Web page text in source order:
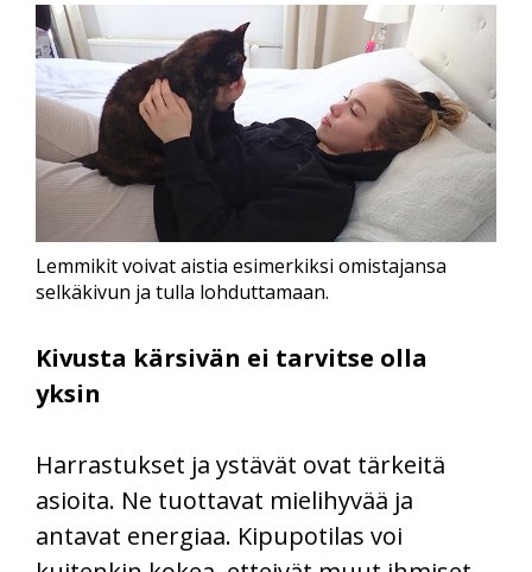
Lemmikit voivat aistia esimerkiksi omistajansa
selkäkivun ja tulla lohduttamaan.
Kivusta kärsivän ei tarvitse olla
yksin
Harrastukset ja ystävät ovat tärkeitä
asioita. Ne tuottavat mielihyvää ja
antavat energiaa. Kipupotilas voi